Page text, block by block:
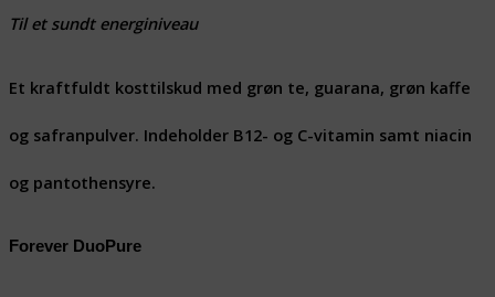
Til et sundt energiniveau
Et kraftfuldt kosttilskud med grøn te, guarana, grøn kaffe
og safranpulver. Indeholder B12- og C-vitamin samt niacin
og pantothensyre.
Forever DuoPure